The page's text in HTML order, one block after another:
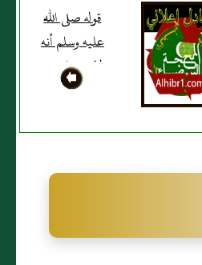
قوله صلى الله
عليه وسلم أنه
لا يستغاث بي